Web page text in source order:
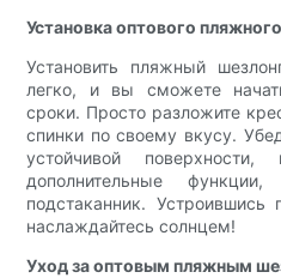
Установка оптового
Установить пляжный
легко, и вы сможете
сроки. Просто разложите
спинки по своему вкусу.
устойчивой
дополнительные
подстаканник. Устроившись
наслаждайтесь солнцем!
Уход за оптовым пляжным